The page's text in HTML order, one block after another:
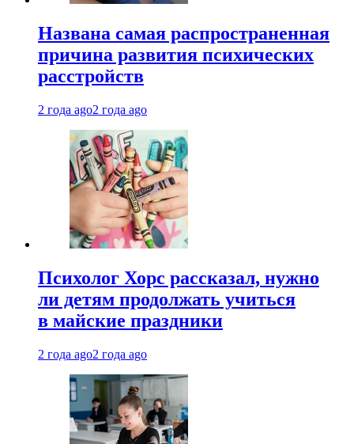
Названа самая распространенная
причина развития психических
расстройств
2 года ago2 года ago
Психолог Хорс рассказал, нужно
ли детям продолжать учиться
в майские праздники
2 года ago2 года ago